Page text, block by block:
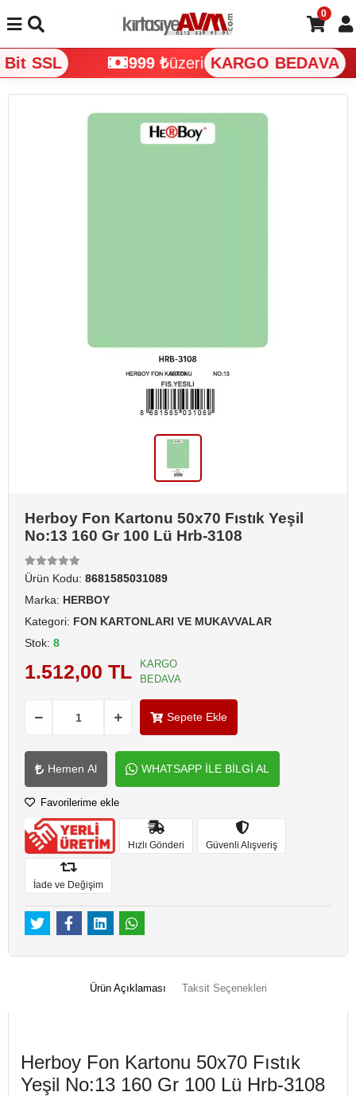
SSL 999 ₺ üzeri KARGO BEDAVA
0
Herboy Fon Kartonu 50x70 Fıstık Yeşil
No:13 160 Gr 100 Lü Hrb-3108
Ürün Kodu: 8681585031089
Marka: HERBOY
Kategori: FON KARTONLARI VE MUKAVVALAR
Stok: 8
1.512,00 TL
KARGO
BEDAVA
Sepete Ekle
Hemen Al WHATSAPP İLE BİLGİ AL
Favorilerime ekle
Hızlı Gönderi Güvenli Alışveriş
İade ve Değişim
Ürün Açıklaması Taksit Seçenekleri
Herboy Fon Kartonu 50x70 Fıstık
Yeşil No:13 160 Gr 100 Lü Hrb-3108